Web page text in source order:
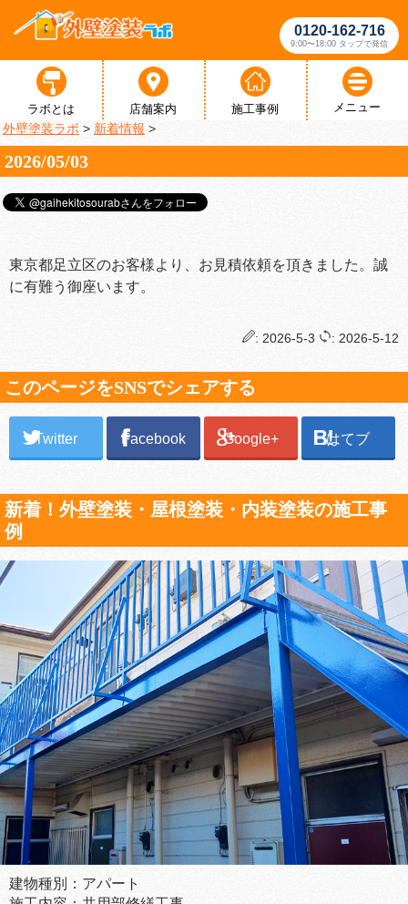
0120-162-716
9:00〜18:00 タップで発信
ラボとは 店舗案内 施工事例 メニュー
外壁塗装ラボ > 新着情報 >
2026/05/03
東京都足立区のお客様より、お見積依頼を頂きました。誠
に有難う御座います。
: 2026-5-3 : 2026-5-12
このページをSNSでシェアする
Twitter Facebook Google+ はてブ
新着！外壁塗装・屋根塗装・内装塗装の施工事
例
建物種別：アパート